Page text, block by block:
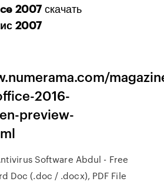
2007скачать
2007
2016-
preview-
Software Abdul - Free
Doc (.doc / .docx), PDF File